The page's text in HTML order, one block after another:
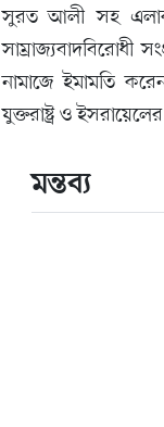
সুরত আলী সহ
সাম্রাজ্যবাদবিরোধী
নামাজে ইমামতি
যুক্তরাষ্ট্র ও
মন্তব্য